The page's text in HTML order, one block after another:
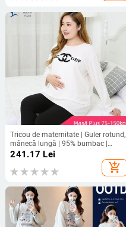
Tricou de maternitate | Guler rotund,
mânecă lungă | 95% bumbac |
Imprimeu cu litere | Stil japonez-
241.17 Lei
add_shopping_cart